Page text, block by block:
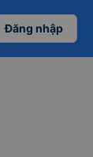
Đăng nhập